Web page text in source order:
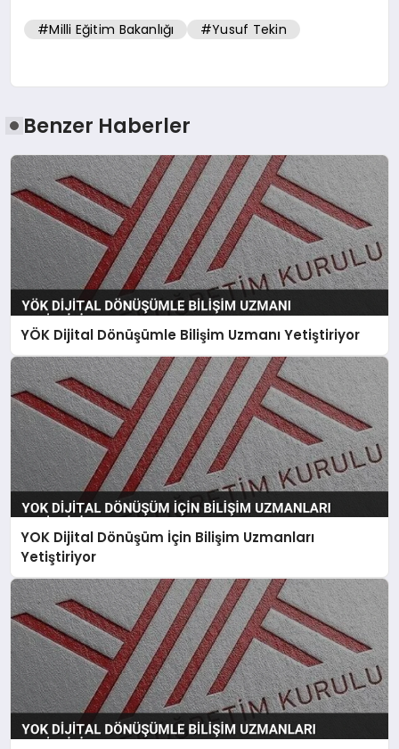
#Milli Eğitim Bakanlığı #Yusuf Tekin
Benzer Haberler
YÖK Dijital Dönüşümle Bilişim Uzmanı Yetiştiriyor
YOK Dijital Dönüşüm İçin Bilişim Uzmanları
Yetiştiriyor